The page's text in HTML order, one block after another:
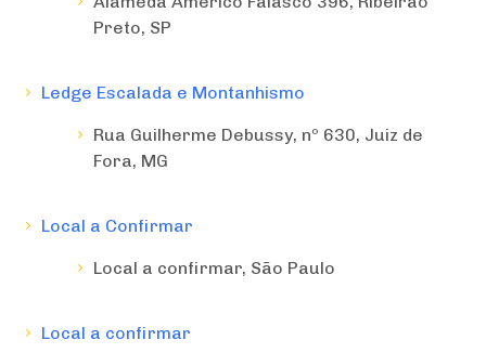
Preto, SP
Ledge Escalada e Montanhismo
Rua Guilherme Debussy, nº 630, Juiz de
Fora, MG
Local a Confirmar
Local a confirmar, São Paulo
Local a confirmar